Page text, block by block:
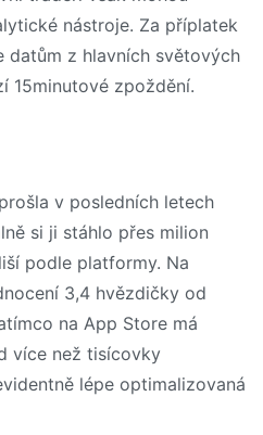
nástroje. Za příplatek
datům z hlavních světových
15minutové zpoždění.
v posledních letech
si ji stáhlo přes milion
podle platformy. Na
3,4 hvězdičky od
na App Store má
více než tisícovky
lépe optimalizovaná